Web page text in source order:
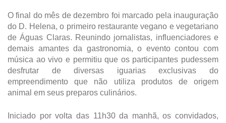
O final do mês de dezembro foi marcado pela inauguração
do D. Helena, o primeiro restaurante vegano e vegetariano
de Águas Claras. Reunindo jornalistas, influenciadores e
demais amantes da gastronomia, o evento contou com
música ao vivo e permitiu que os participantes pudessem
desfrutar de diversas iguarias exclusivas do
empreendimento que não utiliza produtos de origem
animal em seus preparos culinários.
Iniciado por volta das 11h30 da manhã, os convidados,